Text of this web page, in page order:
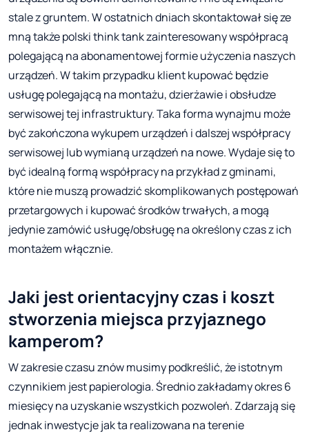
stale z gruntem. W ostatnich dniach skontaktował się ze
mną także polski think tank zainteresowany współpracą
polegającą na abonamentowej formie użyczenia naszych
urządzeń. W takim przypadku klient kupować będzie
usługę polegającą na montażu, dzierżawie i obsłudze
serwisowej tej infrastruktury. Taka forma wynajmu może
być zakończona wykupem urządzeń i dalszej współpracy
serwisowej lub wymianą urządzeń na nowe. Wydaje się to
być idealną formą współpracy na przykład z gminami,
które nie muszą prowadzić skomplikowanych postępowań
przetargowych i kupować środków trwałych, a mogą
jedynie zamówić usługę/obsługę na określony czas z ich
montażem włącznie.
Jaki jest orientacyjny czas i koszt
stworzenia miejsca przyjaznego
kamperom?
W zakresie czasu znów musimy podkreślić, że istotnym
czynnikiem jest papierologia. Średnio zakładamy okres 6
miesięcy na uzyskanie wszystkich pozwoleń. Zdarzają się
jednak inwestycje jak ta realizowana na terenie